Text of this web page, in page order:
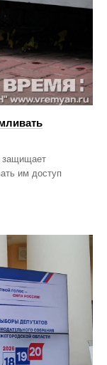
защищает
им доступ